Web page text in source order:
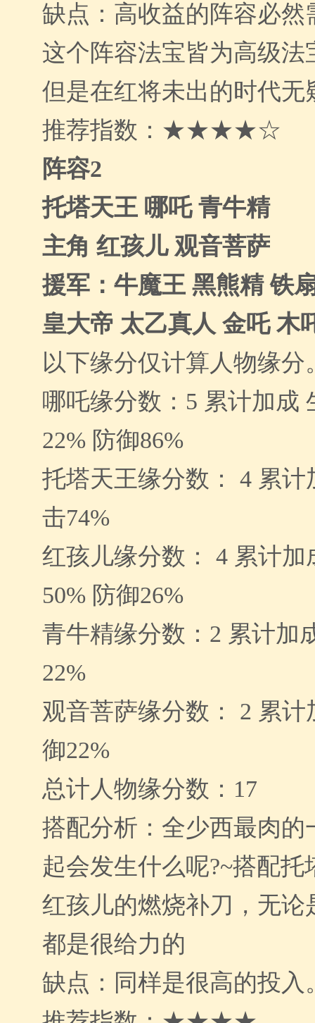
缺点：高收益的阵容必然
这个阵容法宝皆为高级法
但是在红将未出的时代无
推荐指数：★★★★☆
阵容2
托塔天王 哪吒 青牛精
主角 红孩儿 观音菩萨
援军：牛魔王 黑熊精 铁
皇大帝 太乙真人 金吒 木
以下缘分仅计算人物缘分
哪吒缘分数：5 累计加成
22% 防御86%
托塔天王缘分数： 4 累计
击74%
红孩儿缘分数： 4 累计加
50% 防御26%
青牛精缘分数：2 累计加
22%
观音菩萨缘分数： 2 累计
御22%
总计人物缘分数：17
搭配分析：全少西最肉的
起会发生什么呢?~搭配
红孩儿的燃烧补刀，无论
都是很给力的
缺点：同样是很高的投入